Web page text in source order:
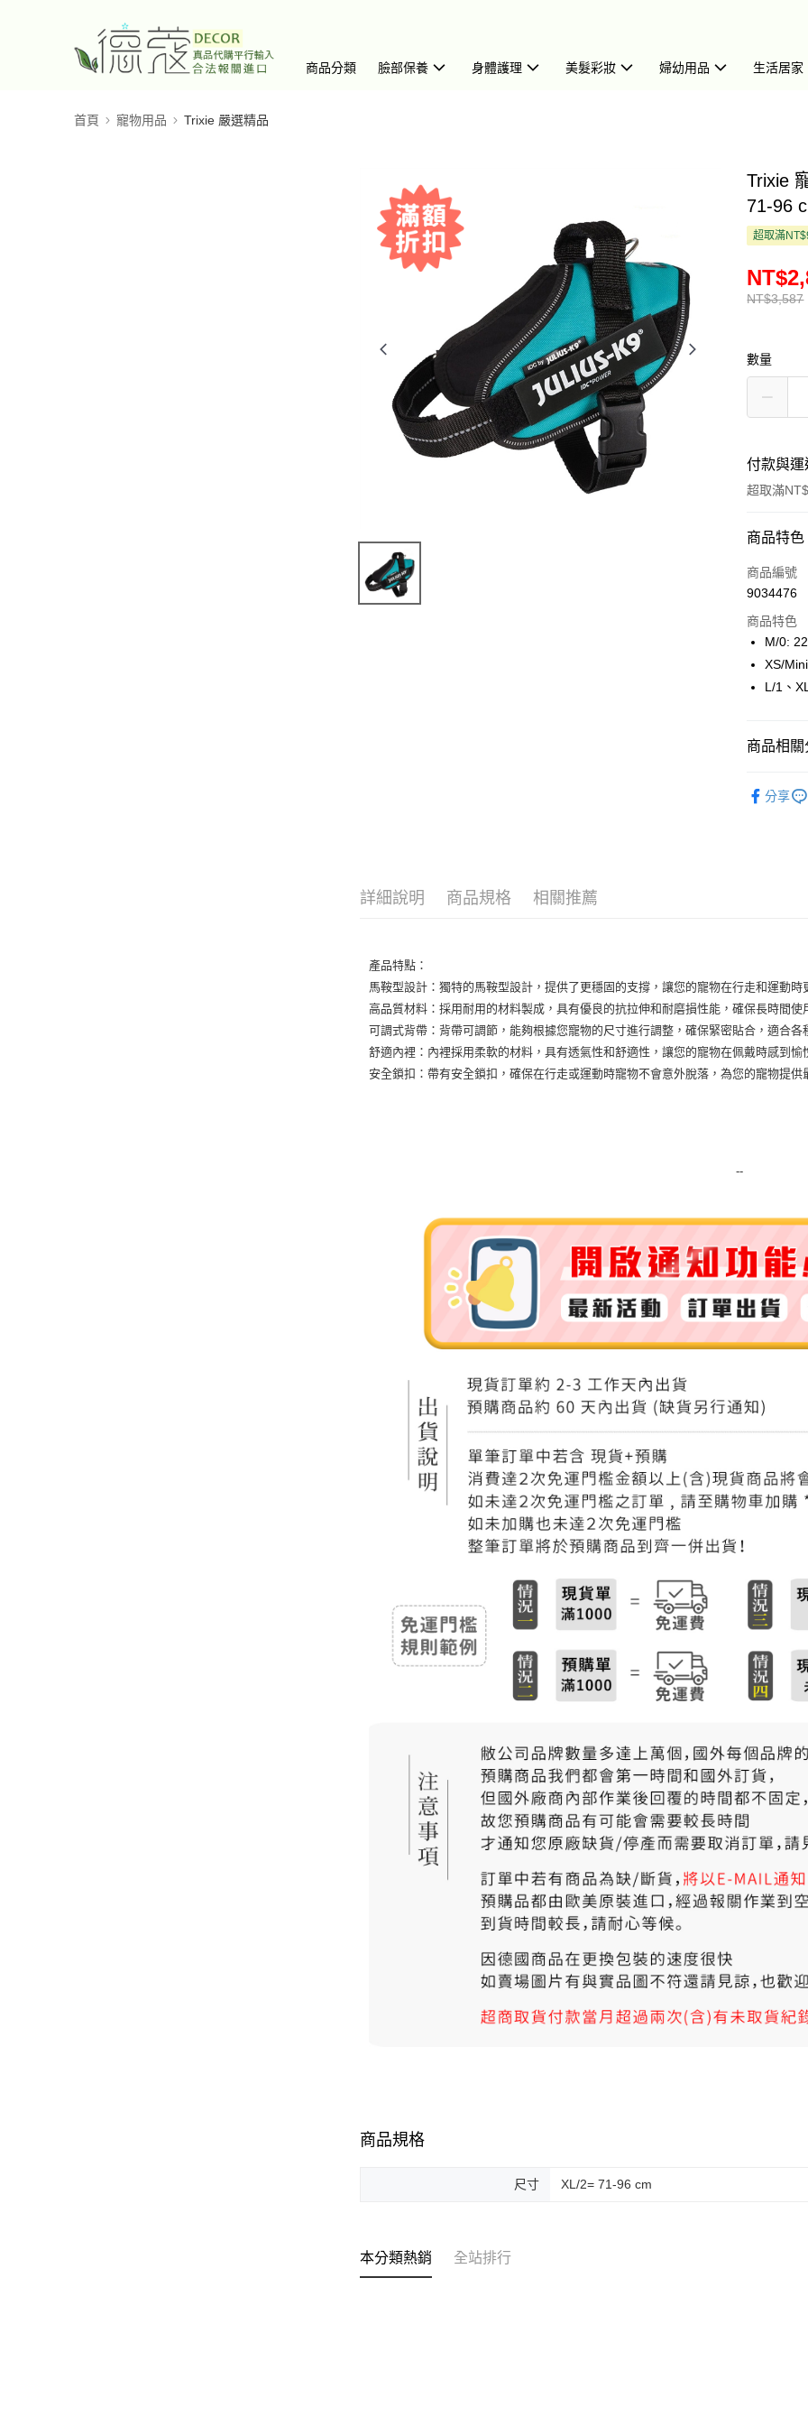
商品分類 臉部保養 身體護理 美髮彩妝 婦幼用品 生活居家
首頁 寵物用品 Trixie 嚴選精品
Trixie
71-96
超取滿
NT$3,587
數量
付款與
超取滿
付款方式
信用卡一
LINE Pay
Apple Pay
悠遊付
ATM付款
7-11取貨
每筆
7-11純取
付款後門
免運費
商品特色
商品編號
9034476
商品特色
M/0:
XS/
L/1、
商品相關
分享
詳細說明 商品規格 相關推薦
產品特點：
馬鞍型設計：獨特的馬鞍型設計，提供了更穩固的支撐，讓您的寵物在行走和運動時
高品質材料：採用耐用的材料製成，具有優良的抗拉伸和耐磨損性能，確保長時間使
可調式背帶：背帶可調節，能夠根據您寵物的尺寸進行調整，確保緊密貼合，適合各
舒適內裡：內裡採用柔軟的材料，具有透氣性和舒適性，讓您的寵物在佩戴時感到愉
安全鎖扣：帶有安全鎖扣，確保在行走或運動時寵物不會意外脫落，為您的寵物提供
--
商品規格
尺寸 XL/2= 71-96 cm
本分類熱銷 全站排行